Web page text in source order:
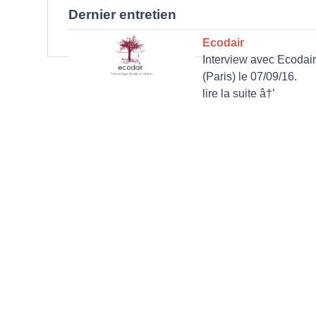
Dernier entretien
Ecodair
Interview avec Ecodair
(Paris) le 07/09/16.
lire la suite â†’